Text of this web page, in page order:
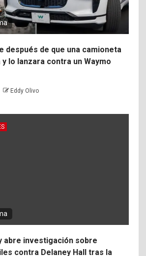
después de que una camioneta
lo lanzara contra un Waymo
Eddy Olivo
abre investigación sobre
contra Delaney Hall tras la